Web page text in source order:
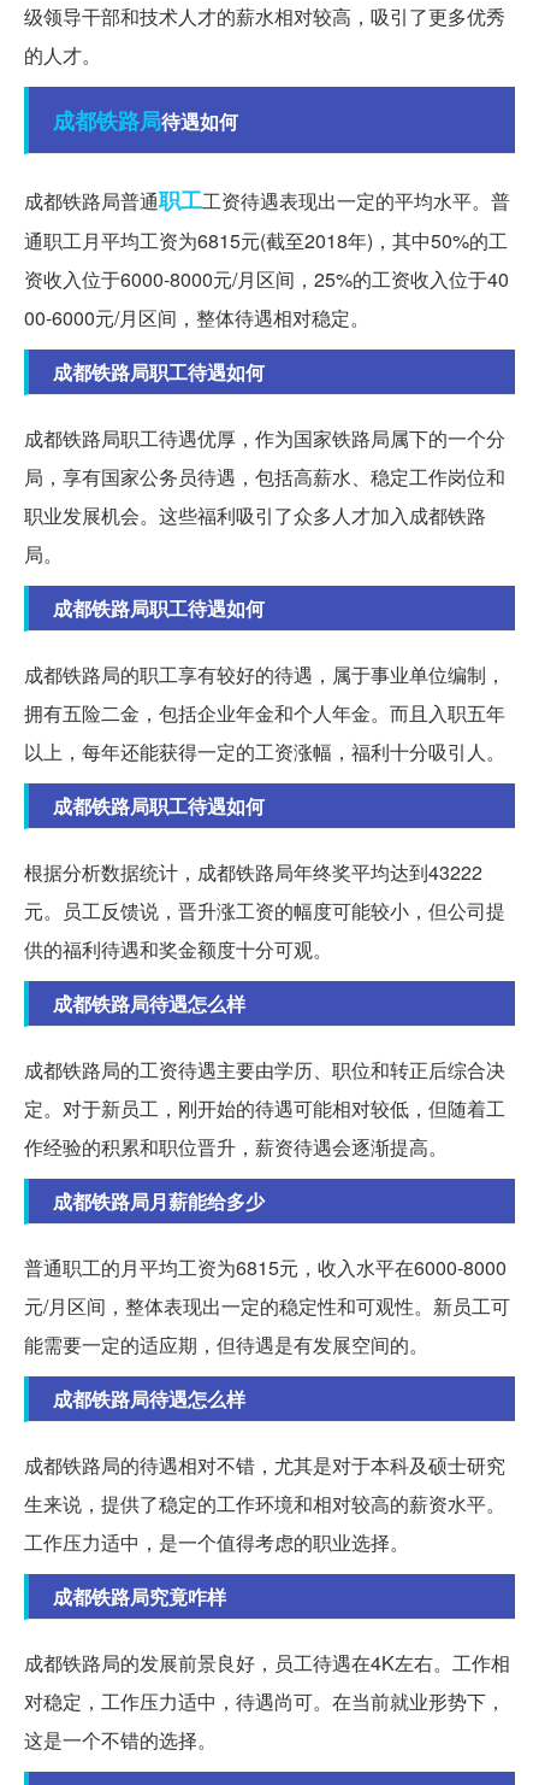
级领导干部和技术人才的薪水相对较高，吸引了更多优秀
的人才。
成都铁路局待遇如何
成都铁路局普通职工工资待遇表现出一定的平均水平。普
通职工月平均工资为6815元(截至2018年)，其中50%的工
资收入位于6000-8000元/月区间，25%的工资收入位于40
00-6000元/月区间，整体待遇相对稳定。
成都铁路局职工待遇如何
成都铁路局职工待遇优厚，作为国家铁路局属下的一个分
局，享有国家公务员待遇，包括高薪水、稳定工作岗位和
职业发展机会。这些福利吸引了众多人才加入成都铁路
局。
成都铁路局职工待遇如何
成都铁路局的职工享有较好的待遇，属于事业单位编制，
拥有五险二金，包括企业年金和个人年金。而且入职五年
以上，每年还能获得一定的工资涨幅，福利十分吸引人。
成都铁路局职工待遇如何
根据分析数据统计，成都铁路局年终奖平均达到43222
元。员工反馈说，晋升涨工资的幅度可能较小，但公司提
供的福利待遇和奖金额度十分可观。
成都铁路局待遇怎么样
成都铁路局的工资待遇主要由学历、职位和转正后综合决
定。对于新员工，刚开始的待遇可能相对较低，但随着工
作经验的积累和职位晋升，薪资待遇会逐渐提高。
成都铁路局月薪能给多少
普通职工的月平均工资为6815元，收入水平在6000-8000
元/月区间，整体表现出一定的稳定性和可观性。新员工可
能需要一定的适应期，但待遇是有发展空间的。
成都铁路局待遇怎么样
成都铁路局的待遇相对不错，尤其是对于本科及硕士研究
生来说，提供了稳定的工作环境和相对较高的薪资水平。
工作压力适中，是一个值得考虑的职业选择。
成都铁路局究竟咋样
成都铁路局的发展前景良好，员工待遇在4K左右。工作相
对稳定，工作压力适中，待遇尚可。在当前就业形势下，
这是一个不错的选择。